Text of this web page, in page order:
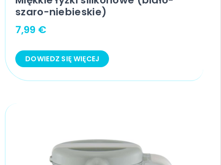
szaro-niebieskie)
7,99 €
DOWIEDZ SIĘ WIĘCEJ